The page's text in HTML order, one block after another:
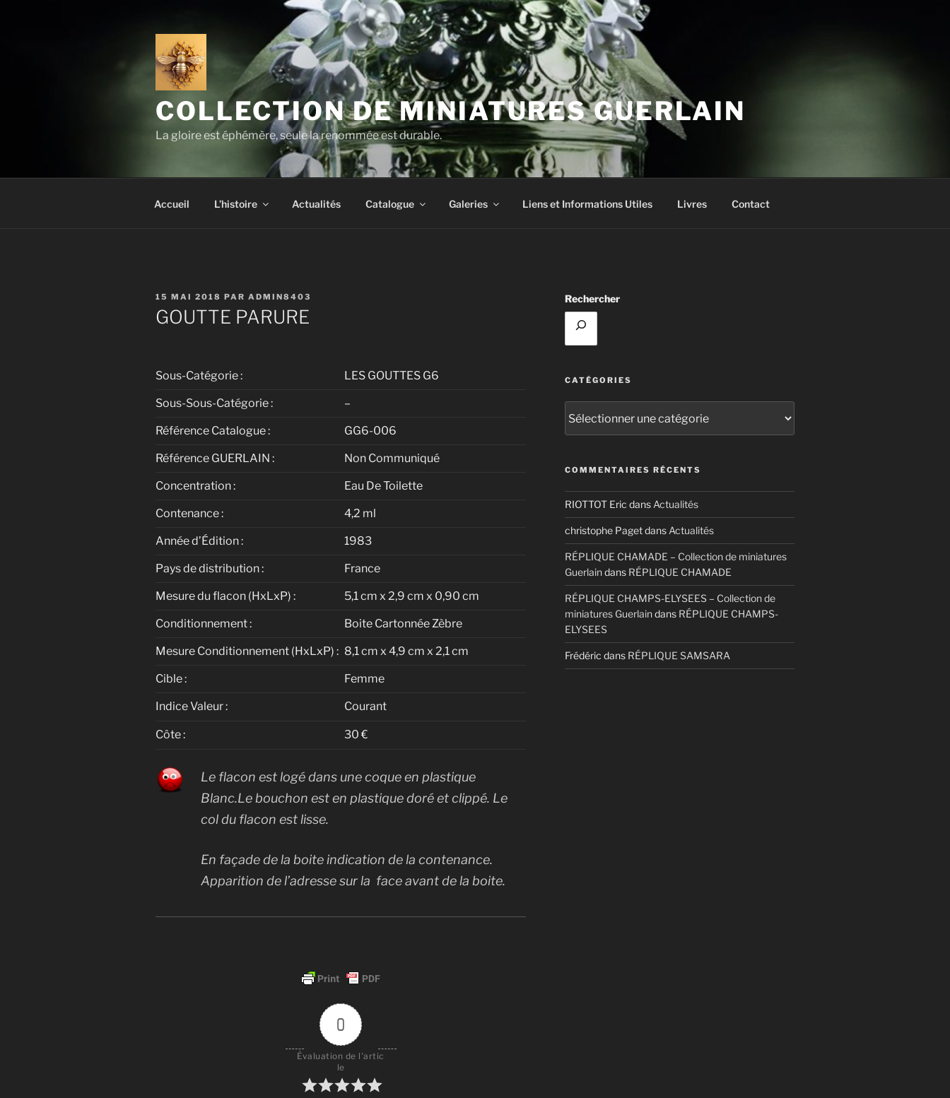
COLLECTION DE MINIATURES GUERLAIN
La gloire est éphémère, seule la renommée est durable.
Accueil L’histoire Actualités Catalogue Galeries Liens et Informations Utiles Livres Contact
PUBLIÉ
LE
15 MAI 2018 PAR ADMIN8403
GOUTTE PARURE
Sous-Catégorie : LES GOUTTES G6
Sous-Sous-Catégorie : –
Référence Catalogue : GG6-006
Référence GUERLAIN : Non Communiqué
Concentration : Eau De Toilette
Contenance : 4,2 ml
Année d’Édition : 1983
Pays de distribution : France
Mesure du flacon (HxLxP) : 5,1 cm x 2,9 cm x 0,90 cm
Conditionnement : Boite Cartonnée Zèbre
Mesure Conditionnement (HxLxP) : 8,1 cm x 4,9 cm x 2,1 cm
Cible : Femme
Indice Valeur : Courant
Côte : 30 €
Le flacon est logé dans une coque en plastique
Blanc.Le bouchon est en plastique doré et clippé. Le
col du flacon est lisse.
En façade de la boite indication de la contenance.
Apparition de l’adresse sur la face avant de la boite.
0
Évaluation de l'artic
le
Rechercher
CATÉGORIES
COMMENTAIRES RÉCENTS
RIOTTOT Eric dans Actualités
christophe Pagetdans Actualités
RÉPLIQUE CHAMADE – Collection de miniatures
Guerlaindans RÉPLIQUE CHAMADE
RÉPLIQUE CHAMPS-ELYSEES – Collection de
miniatures Guerlaindans RÉPLIQUE CHAMPS-
ELYSEES
Frédéric dans RÉPLIQUE SAMSARA